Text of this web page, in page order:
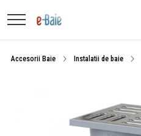
Accesorii Baie Instalatii de baie